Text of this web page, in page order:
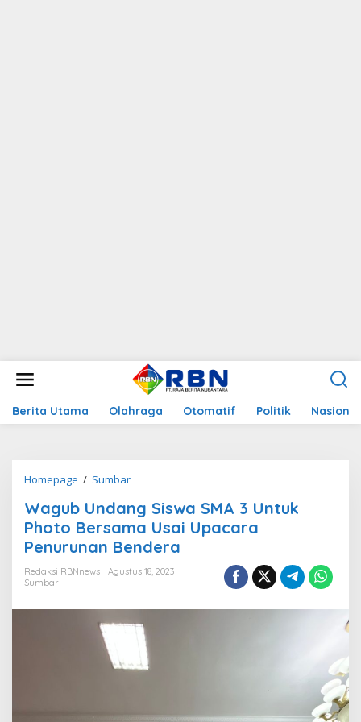
t
Berita Utama Olahraga Otomatif Politik Nasional
Homepage / Sumbar
g
u
b
U
n
n
g
s
Wagub Undang Siswa SMA 3 Untuk
Photo Bersama Usai Upacara
Penurunan Bendera
Redaksi RBNnews
Agustus 18, 2023
Sumbar